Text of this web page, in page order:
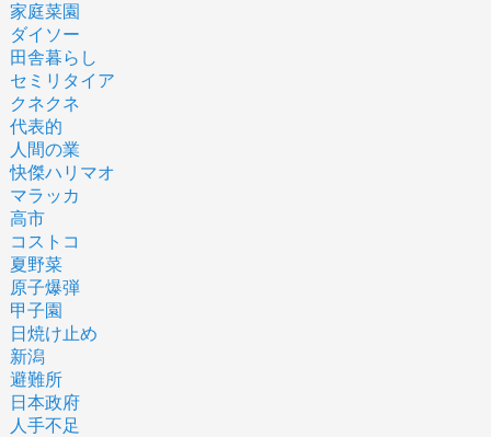
家庭菜園
ダイソー
田舎暮らし
セミリタイア
クネクネ
代表的
人間の業
快傑ハリマオ
マラッカ
高市
コストコ
夏野菜
原子爆弾
甲子園
日焼け止め
新潟
避難所
日本政府
人手不足